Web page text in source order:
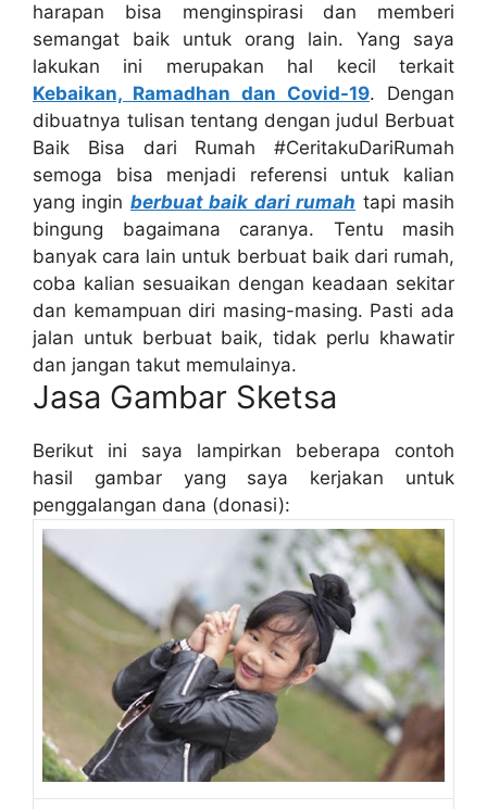
harapan bisa menginspirasi dan memberi
semangat baik untuk orang lain. Yang saya
lakukan ini merupakan hal kecil terkait
Kebaikan, Ramadhan dan Covid-19. Dengan
dibuatnya tulisan tentang dengan judul Berbuat
Baik Bisa dari Rumah #CeritakuDariRumah
semoga bisa menjadi referensi untuk kalian
yang ingin berbuat baik dari rumah tapi masih
bingung bagaimana caranya. Tentu masih
banyak cara lain untuk berbuat baik dari rumah,
coba kalian sesuaikan dengan keadaan sekitar
dan kemampuan diri masing-masing. Pasti ada
jalan untuk berbuat baik, tidak perlu khawatir
dan jangan takut memulainya.
Jasa Gambar Sketsa
Berikut ini saya lampirkan beberapa contoh
hasil gambar yang saya kerjakan untuk
penggalangan dana (donasi):